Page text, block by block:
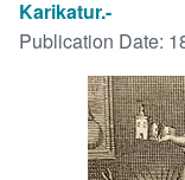
Browse Collections
Rare Books
Art & Collectibles
Textbooks
Karikatur.-
Publication Date: